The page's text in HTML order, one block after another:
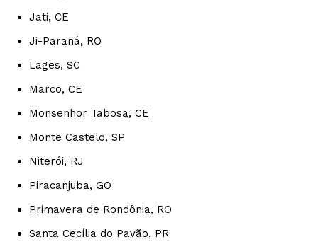
Jati, CE
Ji-Paraná, RO
Lages, SC
Marco, CE
Monsenhor Tabosa, CE
Monte Castelo, SP
Niterói, RJ
Piracanjuba, GO
Primavera de Rondônia, RO
Santa Cecília do Pavão, PR